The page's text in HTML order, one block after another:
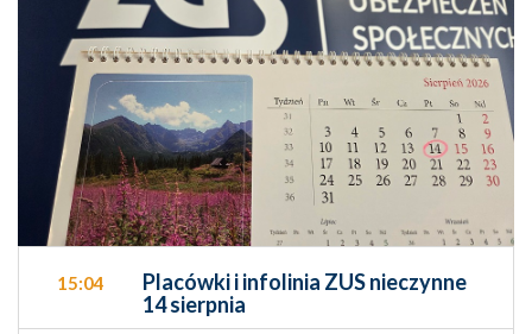
15:04
Placówki i infolinia ZUS nieczynne
14 sierpnia